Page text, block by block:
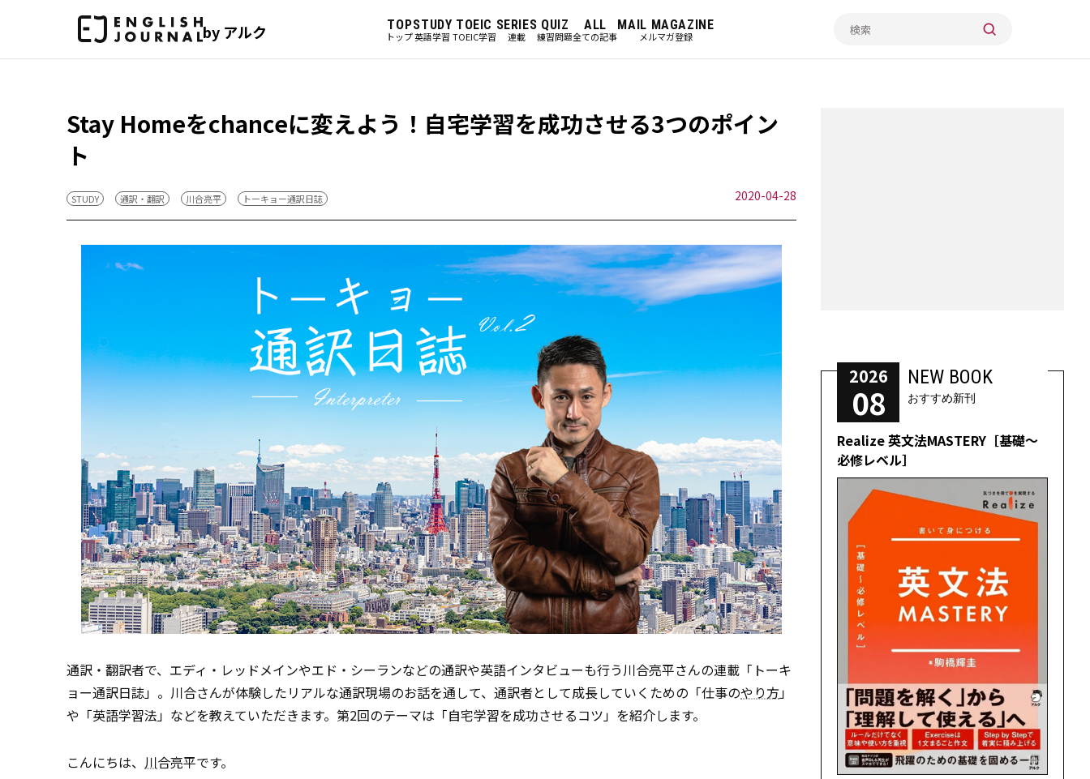
by アルク TOP
トップ
STUDY
英語学習
TOEIC
TOEIC学習
SERIES
連載
QUIZ
練習問題
ALL
全ての記事
MAIL MAGAZINE
メルマガ登録
Stay Homeをchanceに変えよう！自宅学習を成功させる3つのポイン
ト
STUDY 通訳・翻訳 川合亮平 トーキョー通訳日誌 2020-04-28
通訳・翻訳者で、エディ・レッドメインやエド・シーランなどの通訳や英語インタビューも行う川合亮平さんの連載「トーキ
ョー通訳日誌」。川合さんが体験したリアルな通訳現場のお話を通して、通訳者として成長していくための「仕事のやり方」
や「英語学習法」などを教えていただきます。第2回のテーマは「自宅学習を成功させるコツ」を紹介します。
こんにちは、 川合亮平です。
2026
08
NEW BOOK
おすすめ新刊
Realize 英文法MASTERY［基礎～
必修レベル］